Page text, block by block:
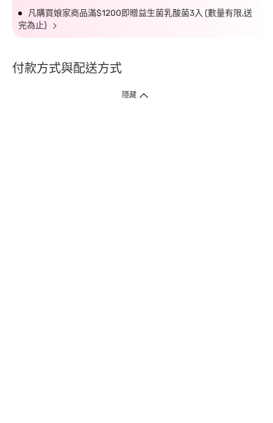
凡購買娘家商品滿$1200即贈益生菌乳酸菌3入 (數量有限,送
完為止)
付款方式與配送方式
隱藏